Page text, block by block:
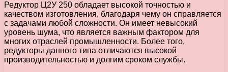
Редуктор Ц2У 250 обладает высокой точностью и
качеством изготовления, благодаря чему он справляется
с задачами любой сложности. Он имеет невысокий
уровень шума, что является важным фактором для
многих отраслей промышленности. Более того,
редукторы данного типа отличаются высокой
производительностью и долгим сроком службы.